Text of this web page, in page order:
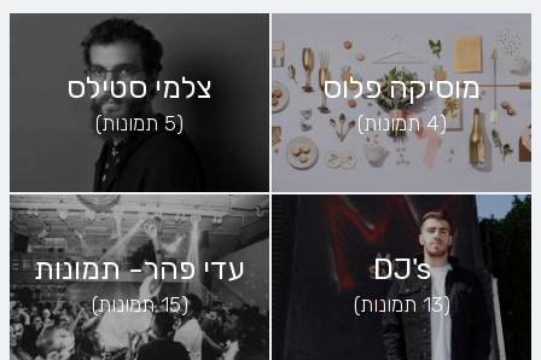
מוסיקה פלוס
(4 תמונות)
צלמי סטילס
(5 תמונות)
DJ's
(13 תמונות)
עדי פהר- תמונות
(15 תמונות)